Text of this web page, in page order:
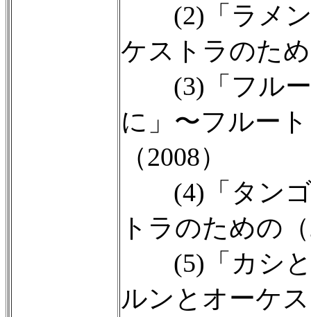
(2)「ラメン
ケストラのた
(3)「フルー
に」〜フルー
（2008）
(4)「タンゴ
トラのための
(5)「カシと
ルンとオーケ